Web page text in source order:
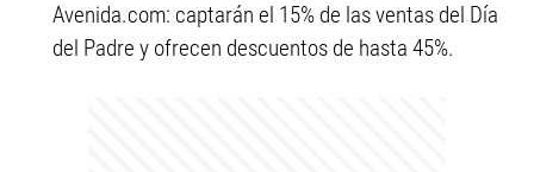
Avenida.com: captarán el 15% de las ventas del Día
del Padre y ofrecen descuentos de hasta 45%.